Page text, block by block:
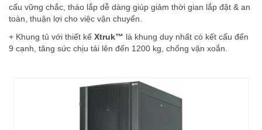
cấu vững chắc, tháo lắp dễ dàng giúp giảm thời gian lắp đặt & an
toàn, thuận lợi cho việc vận chuyển.
+ Khung tủ với thiết kế Xtruk™ là khung duy nhất có kết cấu đến
9 cạnh, tăng sức chịu tải lên đến 1200 kg, chống vặn xoắn.